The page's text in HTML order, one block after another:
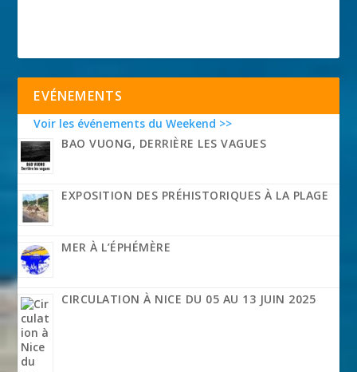
EVÉNEMENTS
Voir les événements du Weekend >>
BAO VUONG, DERRIÈRE LES VAGUES
EXPOSITION DES PRÉHISTORIQUES À LA PLAGE
MER À L’ÉPHÉMÈRE
CIRCULATION À NICE DU 05 AU 13 JUIN 2025